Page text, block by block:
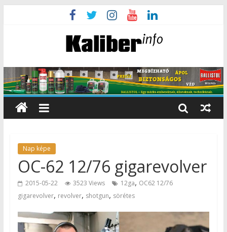
Nap képe
OC-62 12/76 gigarevolver
2015-05-22 3523 Views 12ga, OC62 12/76
gigarevolver, revolver, shotgun, sörétes